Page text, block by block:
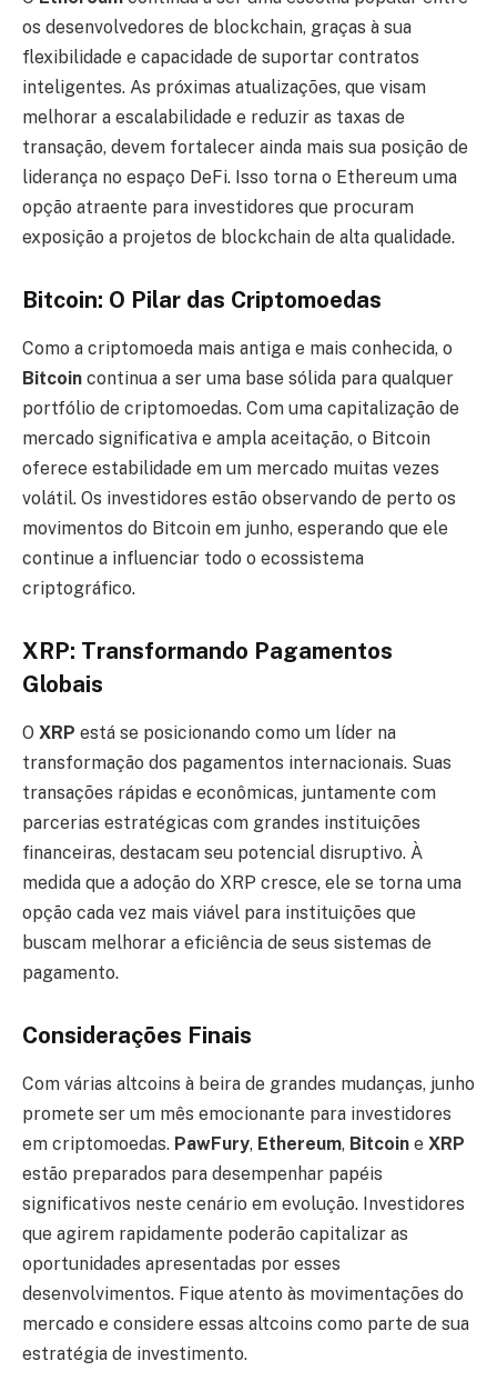
os desenvolvedores de blockchain, graças à sua
flexibilidade e capacidade de suportar contratos
inteligentes. As próximas atualizações, que visam
melhorar a escalabilidade e reduzir as taxas de
transação, devem fortalecer ainda mais sua posição de
liderança no espaço DeFi. Isso torna o Ethereum uma
opção atraente para investidores que procuram
exposição a projetos de blockchain de alta qualidade.
Bitcoin: O Pilar das Criptomoedas
Como a criptomoeda mais antiga e mais conhecida, o
Bitcoin continua a ser uma base sólida para qualquer
portfólio de criptomoedas. Com uma capitalização de
mercado significativa e ampla aceitação, o Bitcoin
oferece estabilidade em um mercado muitas vezes
volátil. Os investidores estão observando de perto os
movimentos do Bitcoin em junho, esperando que ele
continue a influenciar todo o ecossistema
criptográfico.
XRP: Transformando Pagamentos
Globais
O XRP está se posicionando como um líder na
transformação dos pagamentos internacionais. Suas
transações rápidas e econômicas, juntamente com
parcerias estratégicas com grandes instituições
financeiras, destacam seu potencial disruptivo. À
medida que a adoção do XRP cresce, ele se torna uma
opção cada vez mais viável para instituições que
buscam melhorar a eficiência de seus sistemas de
pagamento.
Considerações Finais
Com várias altcoins à beira de grandes mudanças, junho
promete ser um mês emocionante para investidores
em criptomoedas. PawFury, Ethereum, Bitcoin e XRP
estão preparados para desempenhar papéis
significativos neste cenário em evolução. Investidores
que agirem rapidamente poderão capitalizar as
oportunidades apresentadas por esses
desenvolvimentos. Fique atento às movimentações do
mercado e considere essas altcoins como parte de sua
estratégia de investimento.